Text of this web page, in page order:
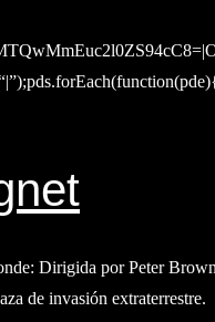
Dirigida por Peter
de invasión extraterrestre.